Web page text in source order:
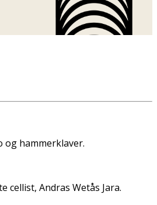
og hammerklaver.
Andras Wetås Jara.